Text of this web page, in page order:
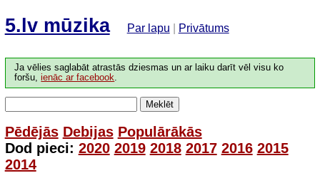
5.lv mūzika Par lapu Privātums
Ja vēlies saglabāt atrastās dziesmas un ar laiku darīt vēl visu ko
foršu,ienāc ar facebook.
Meklēt
Pēdējās Debijas Populārākās
Dod pieci: 2020 2019 2018 2017 2016 2015
2014